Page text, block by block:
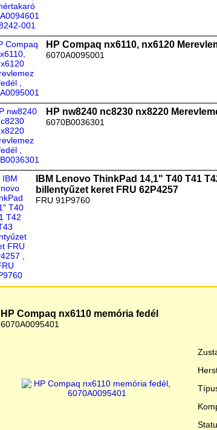
HP Compaq nx6110, nx6120
6070A0095001
HP nw8240 nc8230 nx8220
6070B0036301
IBM Lenovo ThinkPad 14,1" T40 T41
billentyűzet keret FRU 62P4257
FRU 91P9760
HP Compaq nx6110 memória fedél
6070A0095401